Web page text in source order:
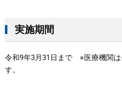
実施期間
令和9年3月31日まで ※医療機関
す。